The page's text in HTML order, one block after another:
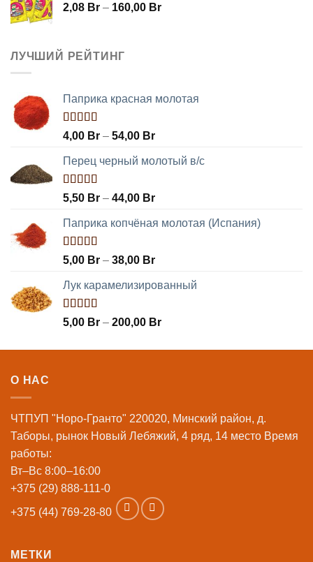
2,08 Br – 160,00 Br
ЛУЧШИЙ РЕЙТИНГ
Паприка красная молотая
Оценка
5.00
4,00 Br – 54,00 Br
Перец черный молотый в/с
Оценка
5.00
5,50 Br – 44,00 Br
Паприка копчёная молотая (Испания)
Оценка
5.00
5,00 Br – 38,00 Br
Лук карамелизированный
Оценка
5.00
5,00 Br – 200,00 Br
О НАС
ЧТПУП "Норо-Гранто" 220020, Минский район, д.
Таборы, рынок Новый Лебяжий, 4 ряд, 14 место Время
работы:
Вт–Вс 8:00–16:00
+375 (29) 888-111-0
+375 (44) 769-28-80
МЕТКИ